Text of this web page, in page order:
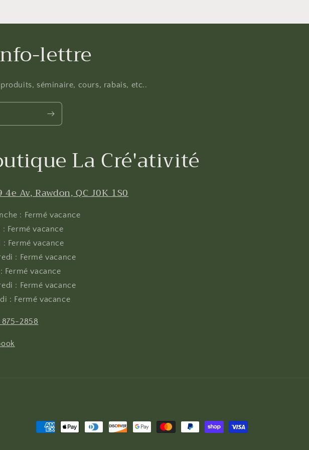
lettre
séminaire, cours, rabais, etc..
La Cré'ativité
4e Av, Rawdon, QC J0K 1S0
: Fermé vacance
: Fermé vacance
: Fermé vacance
: Fermé vacance
Fermé vacance
: Fermé vacance
: Fermé vacance
2858
Moyens